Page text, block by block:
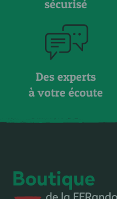
sécurisé
Des experts
à votre écoute